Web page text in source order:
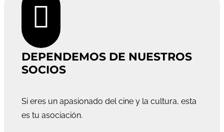

DEPENDEMOS DE NUESTROS
SOCIOS
Si eres un apasionado del cine y la cultura, esta
es tu asociación.